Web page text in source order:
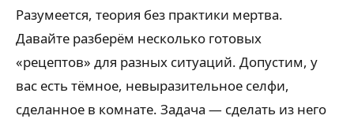
Разумеется, теория без практики мертва.
Давайте разберём несколько готовых
«рецептов» для разных ситуаций. Допустим, у
вас есть тёмное, невыразительное селфи,
сделанное в комнате. Задача — сделать из него